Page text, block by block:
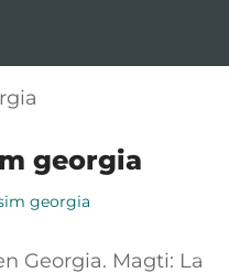
georgia
georgia